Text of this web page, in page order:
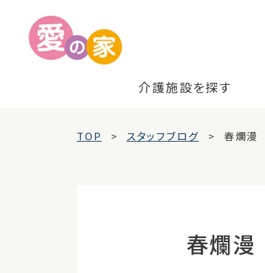
介護施設を探す
TOP スタッフブログ 春爛漫
春爛漫